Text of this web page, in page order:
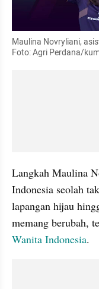
Maulina Novryliani,
Foto: Agri Perdana/
Langkah Maulina
Indonesia seolah
lapangan hijau
memang berubah,
Wanita Indonesia.